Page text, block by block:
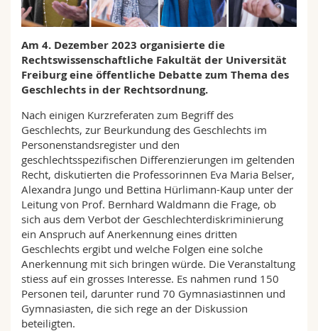
Sciences et médecine
Interfacultaire
Collaborateurs
Doctorants
Webmail
Programme des cours
MyUnifr
Am 4. Dezember 2023 organisierte die
Rechtswissenschaftliche Fakultät der Universität
Freiburg eine öffentliche Debatte zum Thema des
Geschlechts in der Rechtsordnung.
Nach einigen Kurzreferaten zum Begriff des
Geschlechts, zur Beurkundung des Geschlechts im
Personenstandsregister und den
geschlechtsspezifischen Differenzierungen im geltenden
Recht, diskutierten die Professorinnen Eva Maria Belser,
Alexandra Jungo und Bettina Hürlimann-Kaup unter der
Leitung von Prof. Bernhard Waldmann die Frage, ob
sich aus dem Verbot der Geschlechterdiskriminierung
ein Anspruch auf Anerkennung eines dritten
Geschlechts ergibt und welche Folgen eine solche
Anerkennung mit sich bringen würde. Die Veranstaltung
stiess auf ein grosses Interesse. Es nahmen rund 150
Personen teil, darunter rund 70 Gymnasiastinnen und
Gymnasiasten, die sich rege an der Diskussion
beteiligten.